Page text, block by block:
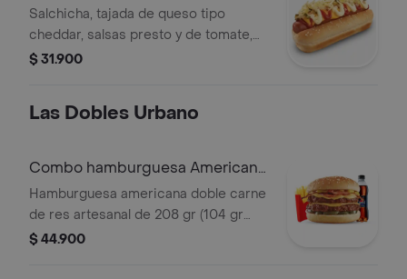
Salchicha, tajada de queso tipo
cheddar, salsas presto y de tomate,
pepinillos, cebolla y papa perro
$ 31.900
Las Dobles Urbano
Combo hamburguesa Americana
Urbano
Hamburguesa americana doble carne
de res artesanal de 208 gr (104 gr
c/carne), con papas medianas, 1 copa
$ 44.900